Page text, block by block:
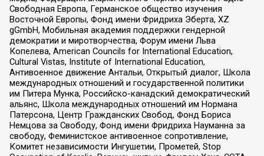
Свободная Европа, Германское общество изучения
Восточной Европы, Фонд имени Фридриха Эберта, XZ
gGmbH, Мобильная академия поддержки гендерной
демократии и миротворчества, Форум имени Льва
Копелева, American Councils for International Education,
Cultural Vistas, Institute of International Education,
Антивоенное движение Антальи, Открытый диалог, Школа
международных отношений и государственной политики
им Питера Мунка, Российско-канадский демократический
альянс, Школа международных отношений им Нормана
Патерсона, Центр Гражданских Свобод, Фонд Бориса
Немцова за Свободу, Фонд имени Фридриха Науманна за
свободу, Феминистское антивоенное сопротивление,
Комитет независимости Ингушетии, Прометей, Stop